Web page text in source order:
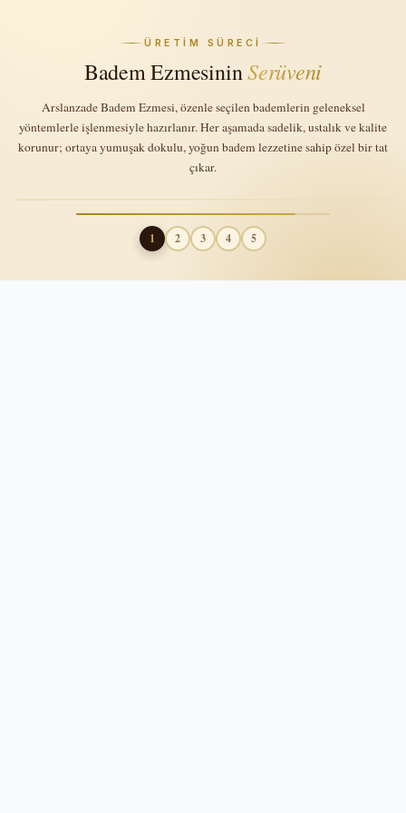
ÜRETİM SÜRECİ
BademEzmesininSerüveni
Arslanzade Badem Ezmesi, özenle seçilen bademlerin geleneksel
yöntemlerle işlenmesiyle hazırlanır. Her aşamada sadelik, ustalık ve kalite
korunur; ortaya yumuşak dokulu, yoğun badem lezzetine sahip özel bir tat
çıkar.
1 2 3 4 5